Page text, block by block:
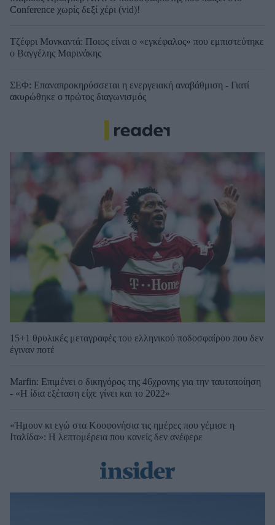
Conference χωρίς δεξί χέρι (vid)!
Τζέφρι Μονκαντά: Ποιος είναι ο «εγκέφαλος» που εμπιστεύτηκε
ο Βαγγέλης Μαρινάκης
ΣΕΦ: Επαναπροκηρύσσεται η ενεργειακή αναβάθμιση - Γιατί
ακυρώθηκε ο πρώτος διαγωνισμός
15+1 θρυλικές μεταγραφές του ελληνικού ποδοσφαίρου που δεν
έγιναν ποτέ
Marfin: Επιμένει ο δικηγόρος της 46χρονης για την ταυτοποίηση
- «Η ίδια εξέταση είχε γίνει και το 2022»
«Ήμουν κι εγώ στα Κουφονήσια τις ημέρες που γέμισε η
Ιταλίδα»: Η λεπτομέρεια που κανείς δεν ανέφερε